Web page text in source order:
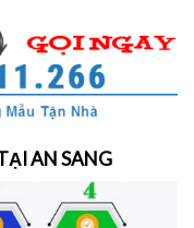
AN SANG